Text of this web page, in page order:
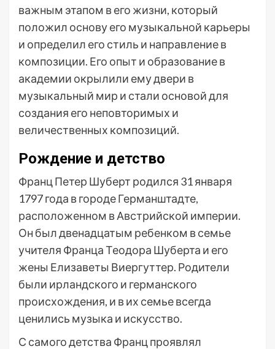
важным этапом в его жизни, который
положил основу его музыкальной карьеры
и определил его стиль и направление в
композиции. Его опыт и образование в
академии окрылили ему двери в
музыкальный мир и стали основой для
создания его неповторимых и
величественных композиций.
Рождение и детство
Франц Петер Шуберт родился 31 января
1797 года в городе Германштадте,
расположенном в Австрийской империи.
Он был двенадцатым ребенком в семье
учителя Франца Теодора Шуберта и его
жены Елизаветы Виергуттер. Родители
были ирландского и германского
происхождения, и в их семье всегда
ценились музыка и искусство.
С самого детства Франц проявлял